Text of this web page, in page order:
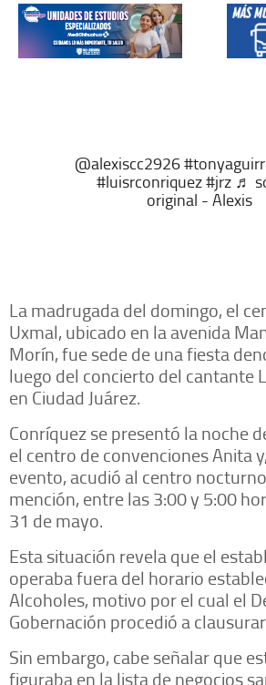
@alexiscc2926
#luisrconriquez#jrz ♬
original - Alexis
La madrugada del domingo, el
Uxmal, ubicado en la avenida
Morín, fue sede de una fiesta
luego del concierto del cantante
en Ciudad Juárez.
Conríquez se presentó la noche
el centro de convenciones Anita
evento, acudió al centro
mención, entre las 3:00 y 5:00
31 de mayo.
Esta situación revela que el
operaba fuera del horario
Alcoholes, motivo por el cual el
Gobernación procedió a
Sin embargo, cabe señalar que
figuraba en la lista de negocios